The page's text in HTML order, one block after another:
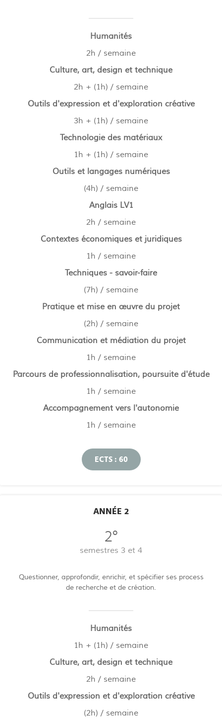
Humanités
2h / semaine
Culture, art, design et technique
2h + (1h) / semaine
Outils d'expression et d'exploration créative
3h + (1h) / semaine
Technologie des matériaux
1h + (1h) / semaine
Outils et langages numériques
(4h) / semaine
Anglais LV1
2h / semaine
Contextes économiques et juridiques
1h / semaine
Techniques - savoir-faire
(7h) / semaine
Pratique et mise en œuvre du projet
(2h) / semaine
Communication et médiation du projet
1h / semaine
Parcours de professionnalisation, poursuite d'étude
1h / semaine
Accompagnement vers l'autonomie
1h / semaine
ECTS : 60
ANNÉE 2
2°
semestres 3 et 4
Questionner, approfondir, enrichir, et spécifier ses process
de recherche et de création.
Humanités
1h + (1h) / semaine
Culture, art, design et technique
2h / semaine
Outils d'expression et d'exploration créative
(2h) / semaine